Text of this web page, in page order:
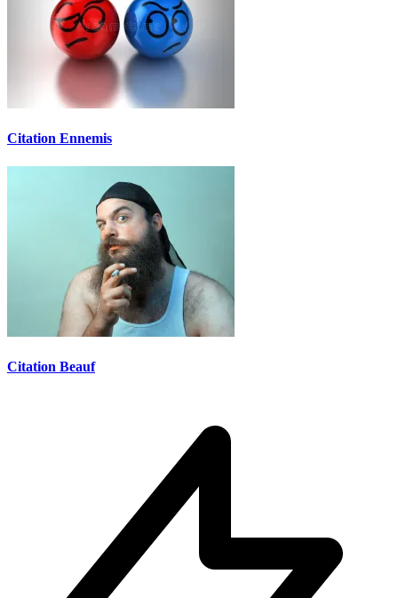
Citation Ennemis
Citation Beauf